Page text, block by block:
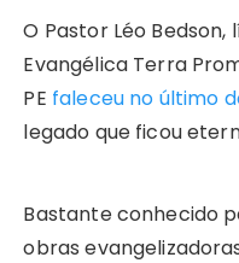
O Pastor Léo
Evangélica Terra
PE faleceu no último
legado que ficou
Bastante conhecido
obras